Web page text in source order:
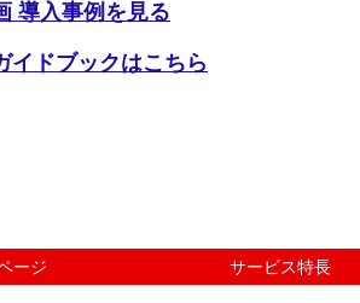
導入事例を見る
ドブックはこちら
ージ サービス特長